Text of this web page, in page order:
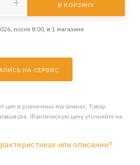
В КОРЗИНУ
после 8:00, в 1 магазине
НА СЕРВИС
цен в розничных магазинах. Товар
Фактическую цену уточняйте на
или описании?